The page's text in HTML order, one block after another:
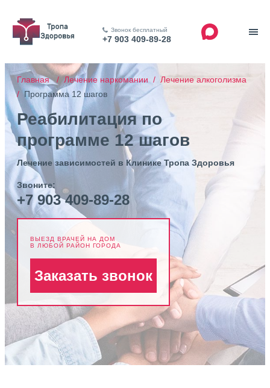
Звонок бесплатный
+7 903 409-89-28
Главная /Лечение наркомании / Лечение алкоголизма
/Программа 12 шагов
Реабилитация по
программе 12 шагов
Лечение зависимостей в Клинике Тропа Здоровья
Звоните:
+7 903 409-89-28
ВЫЕЗД ВРАЧЕЙ НА ДОМ
В ЛЮБОЙ РАЙОН ГОРОДА
Заказать звонок